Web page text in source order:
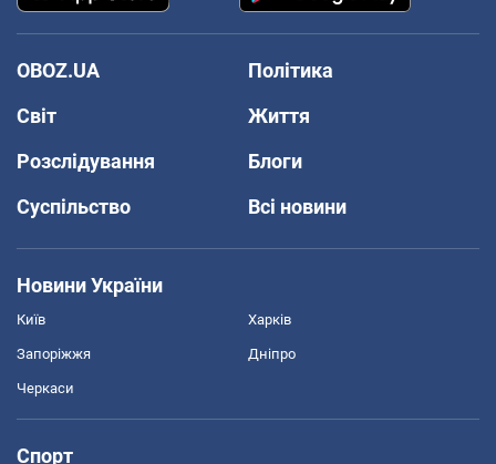
OBOZ.UA
Політика
Світ
Життя
Розслідування
Блоги
Суспільство
Всі новини
Новини України
Київ Харків
Запоріжжя Дніпро
Черкаси
Спорт